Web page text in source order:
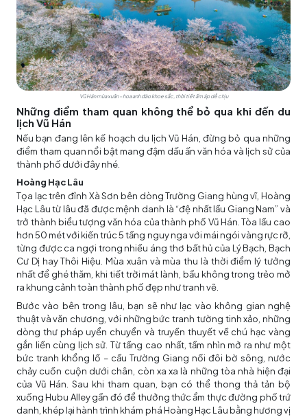
Vũ Hán mùa xuân – hoa anh đào khoe sắc, thời tiết ấm áp dễ chịu
Những điểm tham quan không thể bỏ qua khi đến du
lịch Vũ Hán
Nếu bạn đang lên kế hoạch du lịch Vũ Hán, đừng bỏ qua những
điểm tham quan nổi bật mang đậm dấu ấn văn hóa và lịch sử của
thành phố dưới đây nhé.
Hoàng Hạc Lâu
Tọa lạc trên đỉnh Xà Sơn bên dòng Trường Giang hùng vĩ, Hoàng
Hạc Lâu từ lâu đã được mệnh danh là “đệ nhất lầu Giang Nam” và
trở thành biểu tượng văn hóa của thành phố Vũ Hán. Tòa lầu cao
hơn 50 mét với kiến trúc 5 tầng nguy nga với mái ngói vàng rực rỡ,
từng được ca ngợi trong nhiều áng thơ bất hủ của Lý Bạch, Bạch
Cư Dị hay Thôi Hiệu. Mùa xuân và mùa thu là thời điểm lý tưởng
nhất để ghé thăm, khi tiết trời mát lành, bầu không trong trẻo mở
ra khung cảnh toàn thành phố đẹp như tranh vẽ.
Bước vào bên trong lâu, bạn sẽ như lạc vào không gian nghệ
thuật và văn chương, với những bức tranh tường tinh xảo, những
dòng thư pháp uyển chuyển và truyền thuyết về chú hạc vàng
gắn liền cùng lịch sử. Từ tầng cao nhất, tầm nhìn mở ra như một
bức tranh khổng lồ – cầu Trường Giang nối đôi bờ sông, nước
chảy cuồn cuộn dưới chân, còn xa xa là những tòa nhà hiện đại
của Vũ Hán. Sau khi tham quan, bạn có thể thong thả tản bộ
xuống Hubu Alley gần đó để thưởng thức ẩm thực đường phố trứ
danh, khép lại hành trình khám phá Hoàng Hạc Lâu bằng hương vị